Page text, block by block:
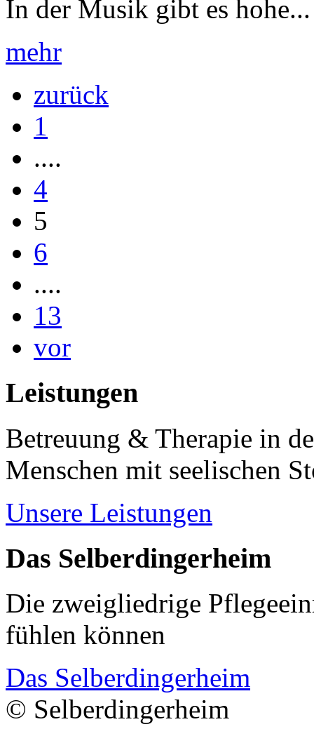
In der Musik gibt es hohe...
mehr
zurück
1
....
4
5
6
....
13
vor
Leistungen
Betreuung & Therapie in
Menschen mit seelischen
Unsere Leistungen
Das Selberdingerheim
Die zweigliedrige
fühlen können
Das Selberdingerheim
© Selberdingerheim